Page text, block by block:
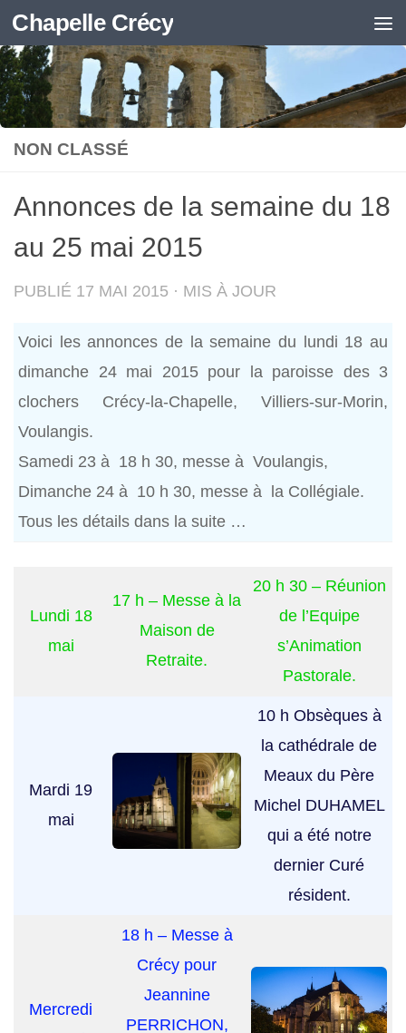
Skip to content
Chapelle Crécy
NON CLASSÉ
Annonces de la semaine du 18
au 25 mai 2015
PUBLIÉ 17 MAI 2015 · MIS À JOUR
Voici les annonces de la semaine du lundi 18 au
dimanche 24 mai 2015 pour la paroisse des 3
clochers Crécy-la-Chapelle, Villiers-sur-Morin,
Voulangis.
Samedi 23 à 18 h 30, messe à Voulangis,
Dimanche 24 à 10 h 30, messe à la Collégiale.
Tous les détails dans la suite …
Lundi 18
mai
17 h – Messe à la
Maison de
Retraite.
20 h 30 – Réunion
de l’Equipe
s’Animation
Pastorale.
Mardi 19
mai
10 h Obsèques à
la cathédrale de
Meaux du Père
Michel DUHAMEL
qui a été notre
dernier Curé
résident.
Mercredi
18 h – Messe à
Crécy pour
Jeannine
PERRICHON,